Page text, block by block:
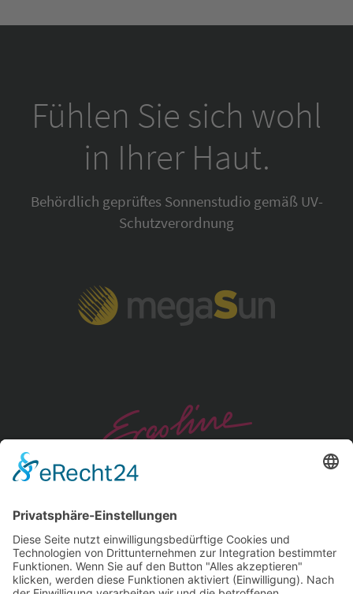
Fühlen Sie sich wohl
in Ihrer Haut.
Behördlich geprüftes Sonnenstudio gemäß UV-
Schutzverordnung
Copyright 2026 BeautySun Sonnenstudio in
Hamburg und Lübeck. Alle Rechte vorbehalten.
Datenschutz.Impressum.